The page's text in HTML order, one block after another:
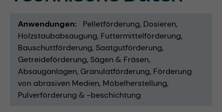
Anwendungen Pelletförderung Dosieren
Holzstaubabsaugung Futtermittelförderung
Bauschuttförderung Saatgutförderung
Getreideförderung Sägen & Fräsen
Absauganlagen Granulatförderung Förderung
von abrasiven Medien Möbelherstellung
Pulverförderung & -beschichtung